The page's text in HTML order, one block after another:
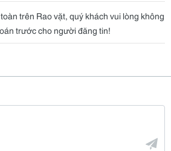
trên Rao vặt, quý khách vui lòng không
trước cho người đăng tin!